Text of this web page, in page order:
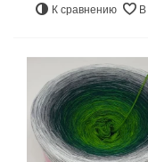
К сравнению